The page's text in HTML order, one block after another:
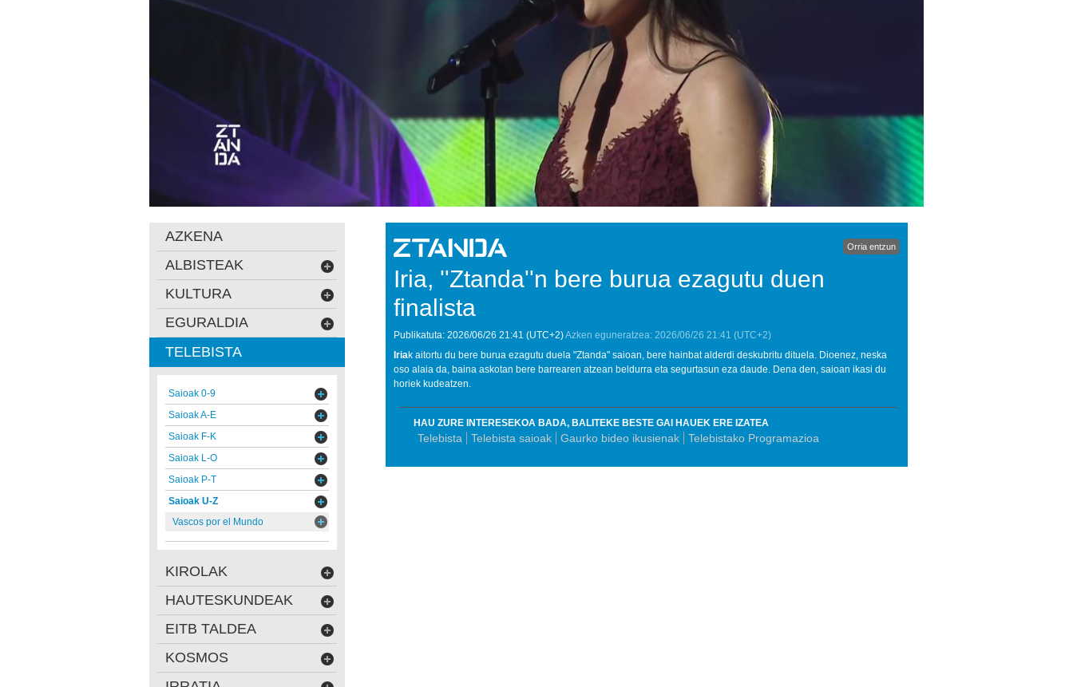
Orria entzun
Iria, ''Ztanda''n bere burua ezagutu duen
finalista
Publikatuta: 2026/06/26 21:41 (UTC+2)Azken eguneratzea: 2026/06/26 21:41 (UTC+2)
Iriak aitortu du bere burua ezagutu duela "Ztanda" saioan, bere hainbat alderdi deskubritu dituela. Dioenez, neska
oso alaia da, baina askotan bere barrearen atzean beldurra eta segurtasun eza daude. Dena den, saioan ikasi du
horiek kudeatzen.
HAU ZURE INTERESEKOA BADA, BALITEKE BESTE GAI HAUEK ERE IZATEA
Telebista Telebista saioak Gaurko bideo ikusienak Telebistako Programazioa
AZKENA
ALBISTEAK
KULTURA
EGURALDIA
TELEBISTA
Saioak 0-9
Saioak A-E
Saioak F-K
Saioak L-O
Saioak P-T
Saioak U-Z
Vascos por el Mundo
KIROLAK
HAUTESKUNDEAK
EITB TALDEA
KOSMOS